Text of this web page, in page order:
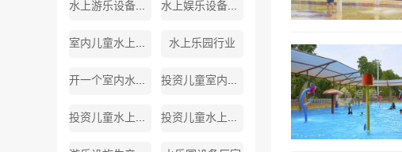
水上游乐设备厂家地址 水上娱乐设备生产厂家
室内儿童水上游乐设备厂家 水上乐园行业
开一个室内水上乐园 投资儿童室内水上乐园
投资儿童水上乐园 投资儿童水上乐园需多少钱